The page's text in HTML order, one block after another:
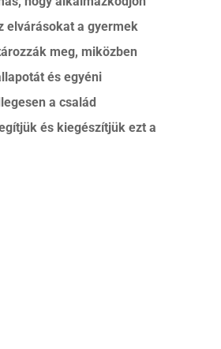
elvárásokat a gyermek
meg, miközben
és egyéni
a család
és kiegészítjük ezt a